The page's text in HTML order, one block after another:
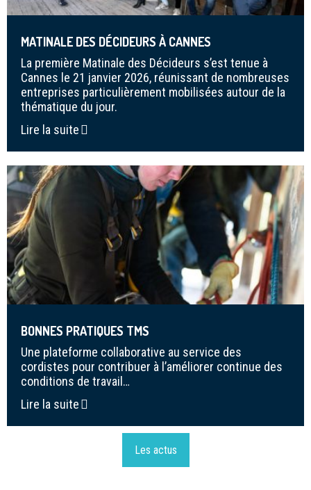
MATINALE DES DÉCIDEURS À CANNES
La première Matinale des Décideurs s’est tenue à
Cannes le 21 janvier 2026, réunissant de nombreuses
entreprises particulièrement mobilisées autour de la
thématique du jour.
Lire la suite
BONNES PRATIQUES TMS
Une plateforme collaborative au service des
cordistes pour contribuer à l’améliorer continue des
conditions de travail…
Lire la suite
Les actus